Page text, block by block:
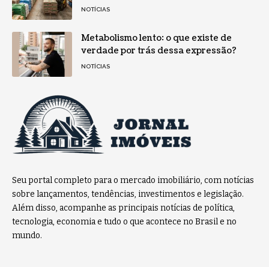
NOTÍCIAS
Metabolismo lento: o que existe de
verdade por trás dessa expressão?
NOTÍCIAS
Seu portal completo para o mercado imobiliário, com notícias
sobre lançamentos, tendências, investimentos e legislação.
Além disso, acompanhe as principais notícias de política,
tecnologia, economia e tudo o que acontece no Brasil e no
mundo.